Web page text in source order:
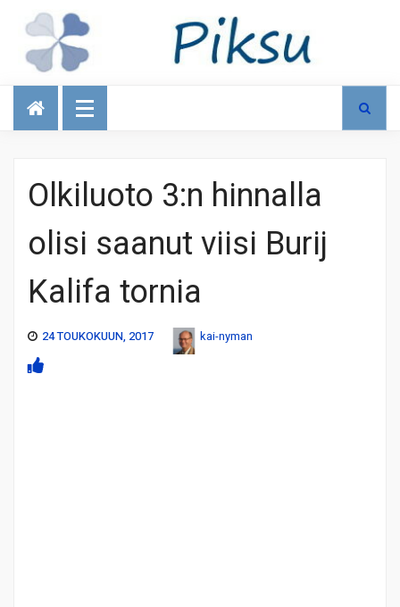
Talous
Olkiluoto 3:n hinnalla
olisi saanut viisi Burij
Kalifa tornia
24 TOUKOKUUN, 2017 kai-nyman